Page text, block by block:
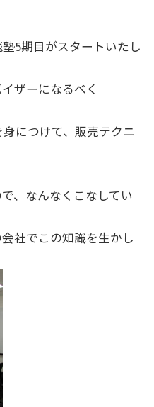
5期目がスタートいたし
ザーになるべく
につけて、販売テクニ
、なんなくこなしてい
社でこの知識を生かし